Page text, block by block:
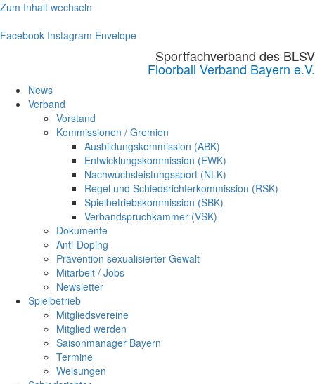
Zum Inhalt wechseln
Facebook Instagram Envelope
Sportfachverband des BLSV
Floorball Verband Bayern e.V.
News
Verband
Vorstand
Kommissionen / Gremien
Ausbildungskommission (ABK)
Entwicklungskommission (EWK)
Nachwuchsleistungssport (NLK)
Regel und Schiedsrichterkommission (RSK)
Spielbetriebskommission (SBK)
Verbandspruchkammer (VSK)
Dokumente
Anti-Doping
Prävention sexualisierter Gewalt
Mitarbeit / Jobs
Newsletter
Spielbetrieb
Mitgliedsvereine
Mitglied werden
Saisonmanager Bayern
Termine
Weisungen